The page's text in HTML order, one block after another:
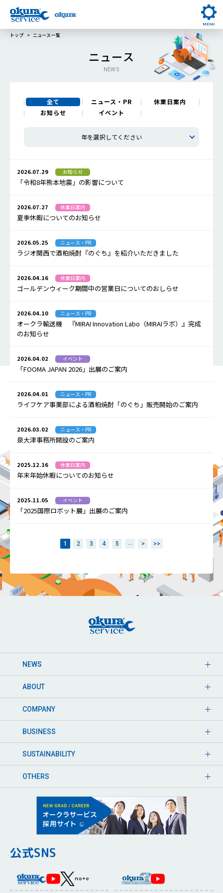
MENU
トップ ニュース一覧
ニュース
NEWS
全て ニュース・PR
休業日案内
お知らせ
イベント
年を選択してください
2026.07.29 お知らせ
「令和8年熊本地震」の影響について
2026.07.27 休業日案内
夏季休暇についてのお知らせ
2026.05.25 ニュース・PR
ラジオ関西で酒粕焼酎『のぐち』を紹介いただきました
2026.04.16 休業日案内
ゴールデンウィーク期間中の営業日についてのおしらせ
2026.04.10 ニュース・PR
オークラ輸送機 『MIRAI Innovation Labo（MIRAIラボ）』完成
のお知らせ
2026.04.02 イベント
「FOOMA JAPAN 2026」出展のご案内
2026.04.01 ニュース・PR
ライフケア事業部による酒粕焼酎「のぐち」販売開始のご案内
2026.03.02 ニュース・PR
泉大津事務所開設のご案内
2025.12.16 休業日案内
年末年始休暇についてのお知らせ
2025.11.05 イベント
「2025国際ロボット展」出展のご案内
1 2 3 4 5 ... > >>
NEWS
ABOUT
COMPANY
BUSINESS
SUSTAINABILITY
OTHERS
公式SNS